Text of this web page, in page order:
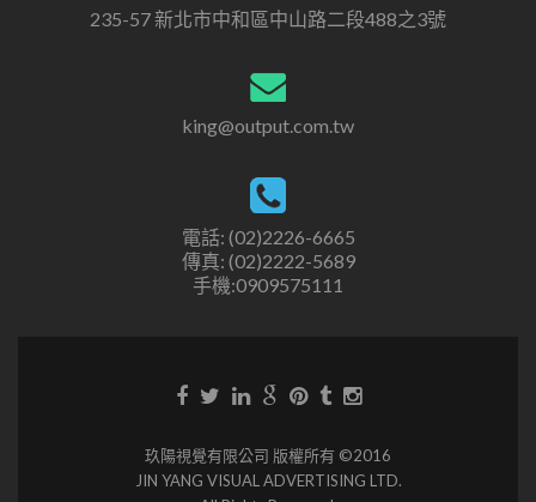
235-57 新北市中和區中山路二段488之3號
king@output.com.tw
電話: (02)2226-6665
傳真: (02)2222-5689
手機:0909575111
玖陽視覺有限公司 版權所有 ©2016
JIN YANG VISUAL ADVERTISING LTD.